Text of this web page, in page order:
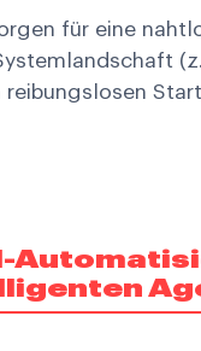
für eine
reibungslosen